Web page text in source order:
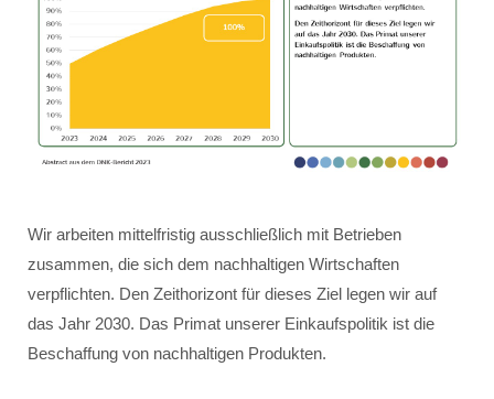
Wir arbeiten mittelfristig ausschließlich mit Betrieben
zusammen, die sich dem nachhaltigen Wirtschaften
verpflichten. Den Zeithorizont für dieses Ziel legen wir auf
das Jahr 2030. Das Primat unserer Einkaufspolitik ist die
Beschaffung von nachhaltigen Produkten.